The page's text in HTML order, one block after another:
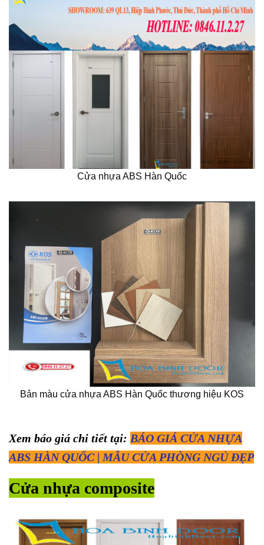
Cửa nhựa ABS Hàn Quốc
Bản màu cửa nhựa ABS Hàn Quốc thương hiệu KOS
Xem báo giá chi tiết tại: BÁO GIÁ CỬA NHỰA
ABS HÀN QUỐC | MẪU CỬA PHÒNG NGỦ ĐẸP
Cửa nhựa composite